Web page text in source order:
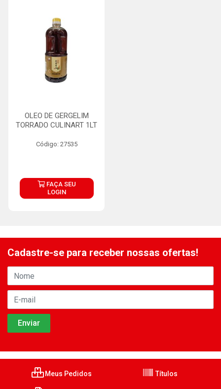
OLEO DE GERGELIM
TORRADO CULINART 1LT
Código: 27535
FAÇA SEU
LOGIN
Cadastre-se para receber nossas ofertas!
Meus Pedidos Títulos